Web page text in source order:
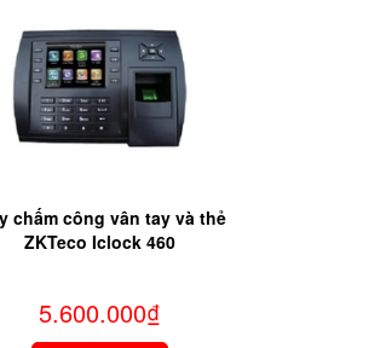
chấm công vân tay và thẻ
ZKTeco Iclock 460
5.600.000₫